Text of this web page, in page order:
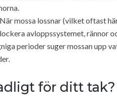
När mossa lossnar (vilket oftast
avloppssystemet, rännor
perioder suger mossan upp
för ditt tak?